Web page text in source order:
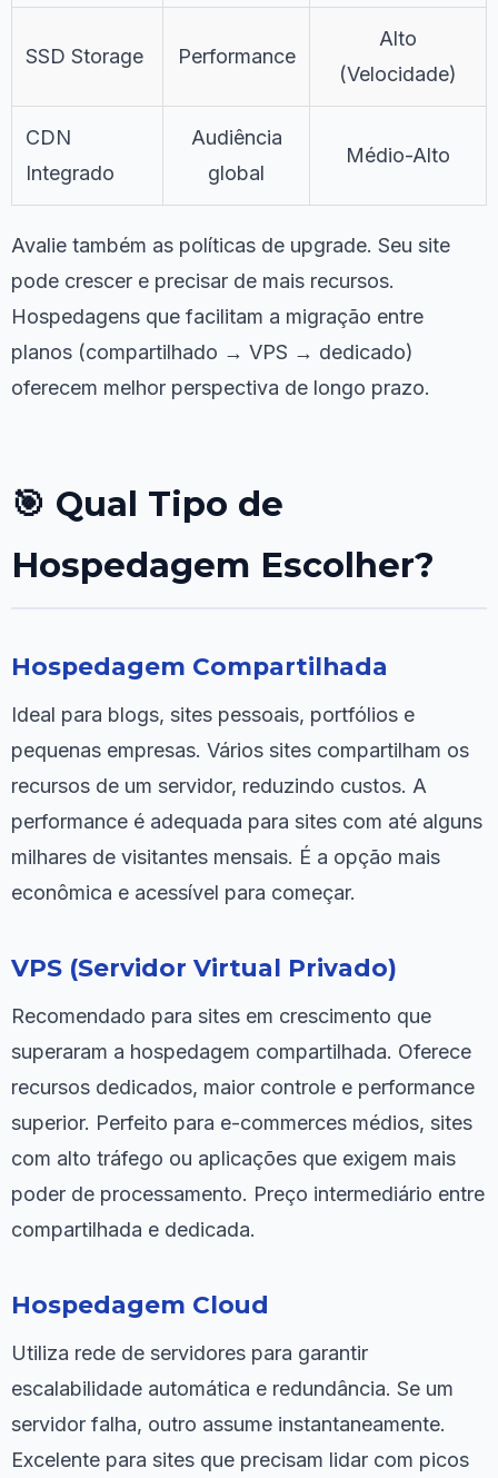
SSD Storage Performance
Alto
(Velocidade)
CDN
Integrado
Audiência
global
Médio-Alto
Avalie também as políticas de upgrade. Seu site
pode crescer e precisar de mais recursos.
Hospedagens que facilitam a migração entre
planos (compartilhado → VPS → dedicado)
oferecem melhor perspectiva de longo prazo.
🎯 Qual Tipo de
Hospedagem Escolher?
Hospedagem Compartilhada
Ideal para blogs, sites pessoais, portfólios e
pequenas empresas. Vários sites compartilham os
recursos de um servidor, reduzindo custos. A
performance é adequada para sites com até alguns
milhares de visitantes mensais. É a opção mais
econômica e acessível para começar.
VPS (Servidor Virtual Privado)
Recomendado para sites em crescimento que
superaram a hospedagem compartilhada. Oferece
recursos dedicados, maior controle e performance
superior. Perfeito para e-commerces médios, sites
com alto tráfego ou aplicações que exigem mais
poder de processamento. Preço intermediário entre
compartilhada e dedicada.
Hospedagem Cloud
Utiliza rede de servidores para garantir
escalabilidade automática e redundância. Se um
servidor falha, outro assume instantaneamente.
Excelente para sites que precisam lidar com picos